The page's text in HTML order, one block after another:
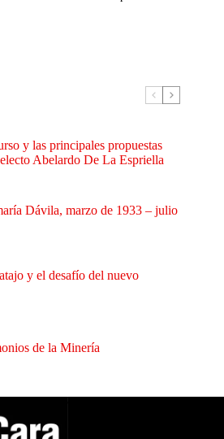
y las principales propuestas
Abelardo De La Espriella
Dávila, marzo de 1933 – julio
y el desafío del nuevo
de la Minería